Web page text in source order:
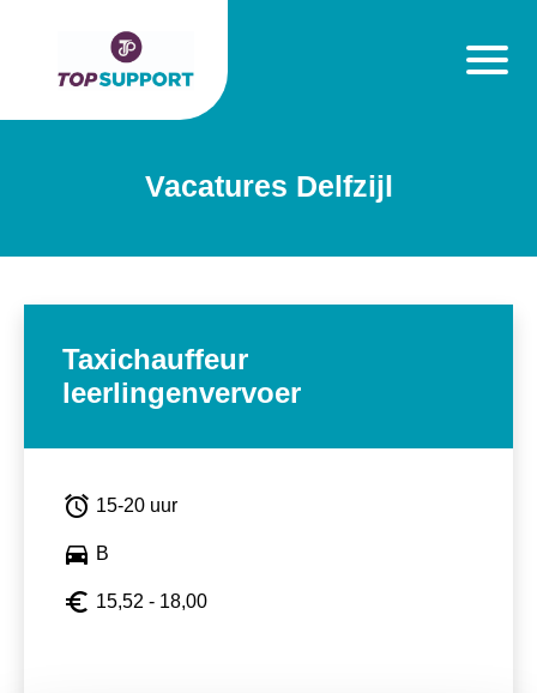
Vacatures Delfzijl
Taxichauffeur
leerlingenvervoer
alarm 15-20 uur
directions_car B
euro_symbol 15,52 - 18,00